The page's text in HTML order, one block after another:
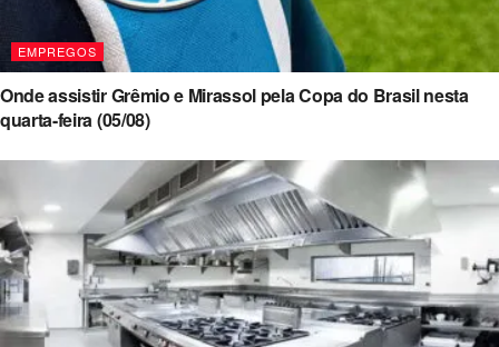
EMPREGOS
Onde assistir Grêmio e Mirassol pela Copa do Brasil nesta
quarta-feira (05/08)